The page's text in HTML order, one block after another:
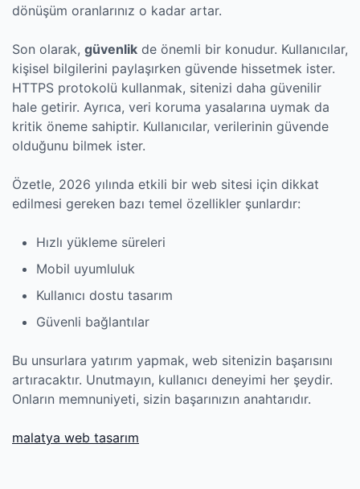
dönüşüm oranlarınız o kadar artar.
Son olarak, güvenlik de önemli bir konudur. Kullanıcılar,
kişisel bilgilerini paylaşırken güvende hissetmek ister.
HTTPS protokolü kullanmak, sitenizi daha güvenilir
hale getirir. Ayrıca, veri koruma yasalarına uymak da
kritik öneme sahiptir. Kullanıcılar, verilerinin güvende
olduğunu bilmek ister.
Özetle, 2026 yılında etkili bir web sitesi için dikkat
edilmesi gereken bazı temel özellikler şunlardır:
Hızlı yükleme süreleri
Mobil uyumluluk
Kullanıcı dostu tasarım
Güvenli bağlantılar
Bu unsurlara yatırım yapmak, web sitenizin başarısını
artıracaktır. Unutmayın, kullanıcı deneyimi her şeydir.
Onların memnuniyeti, sizin başarınızın anahtarıdır.
malatya web tasarım